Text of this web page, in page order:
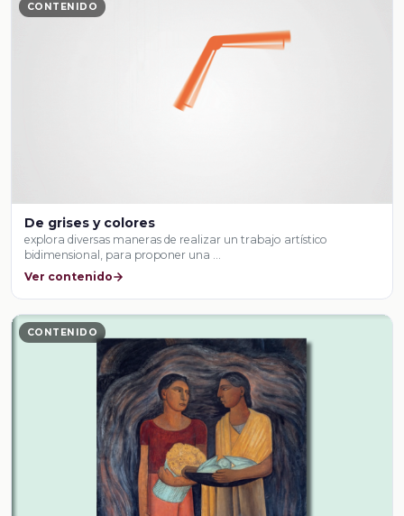
CONTENIDO
De grises y colores
explora diversas maneras de realizar un trabajo artístico
bidimensional, para proponer una …
Ver contenido
CONTENIDO